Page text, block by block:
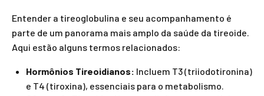
Entender a tireoglobulina e seu acompanhamento é
parte de um panorama mais amplo da saúde da tireoide.
Aqui estão alguns termos relacionados:
Hormônios Tireoidianos: Incluem T3 (triiodotironina)
e T4 (tiroxina), essenciais para o metabolismo.